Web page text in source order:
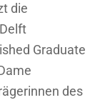
die
Graduate
des